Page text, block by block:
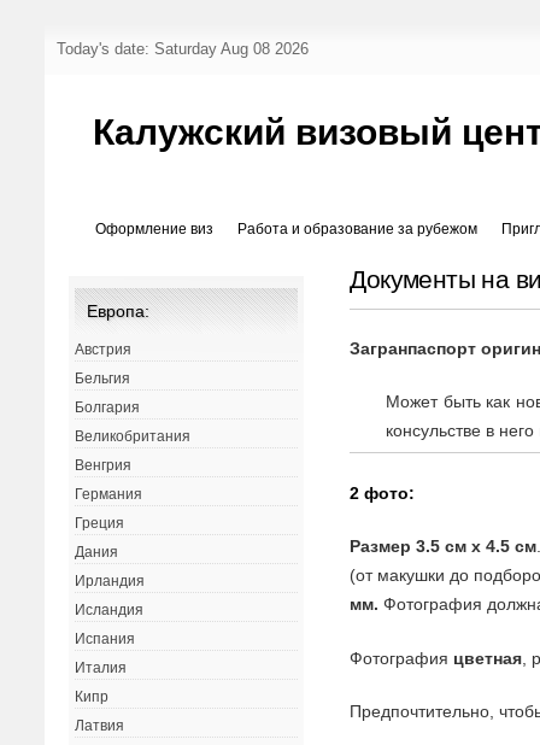
Today's date: Saturday Aug 08 2026
Калужский визовый
Оформление виз Работа и образование за рубежом
Документы на
Загранпаспорт
Может быть как
консульстве в
2 фото:
Размер 3.5 см x 4.5 см
(от макушки до
мм.Фотография
Фотография цветная ,
Предпочтительно,
Европа:
Австрия
Бельгия
Болгария
Великобритания
Венгрия
Германия
Греция
Дания
Ирландия
Исландия
Испания
Италия
Кипр
Латвия